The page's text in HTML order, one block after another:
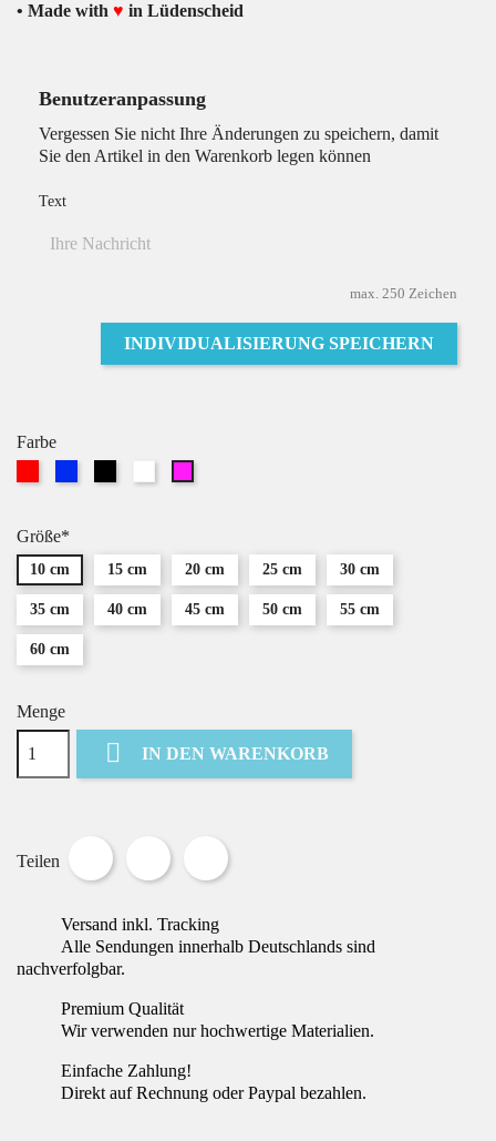
• Made with ♥ in Lüdenscheid
Benutzeranpassung
Vergessen Sie nicht Ihre Änderungen zu speichern, damit
Sie den Artikel in den Warenkorb legen können
Text
max. 250 Zeichen
INDIVIDUALISIERUNG SPEICHERN
Farbe
Größe*
10 cm 15 cm 20 cm 25 cm 30 cm
35 cm 40 cm 45 cm 50 cm 55 cm
60 cm
Menge
 IN DEN WARENKORB
Teilen
Versand inkl. Tracking
Alle Sendungen innerhalb Deutschlands sind
nachverfolgbar.
Premium Qualität
Wir verwenden nur hochwertige Materialien.
Einfache Zahlung!
Direkt auf Rechnung oder Paypal bezahlen.